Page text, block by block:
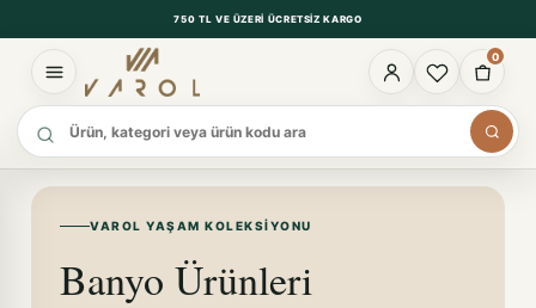
750 TL VE ÜZERI ÜCRETSIZ KARGO
0
Ürün ara
VAROL YAŞAM KOLEKSIYONU
Banyo Ürünleri